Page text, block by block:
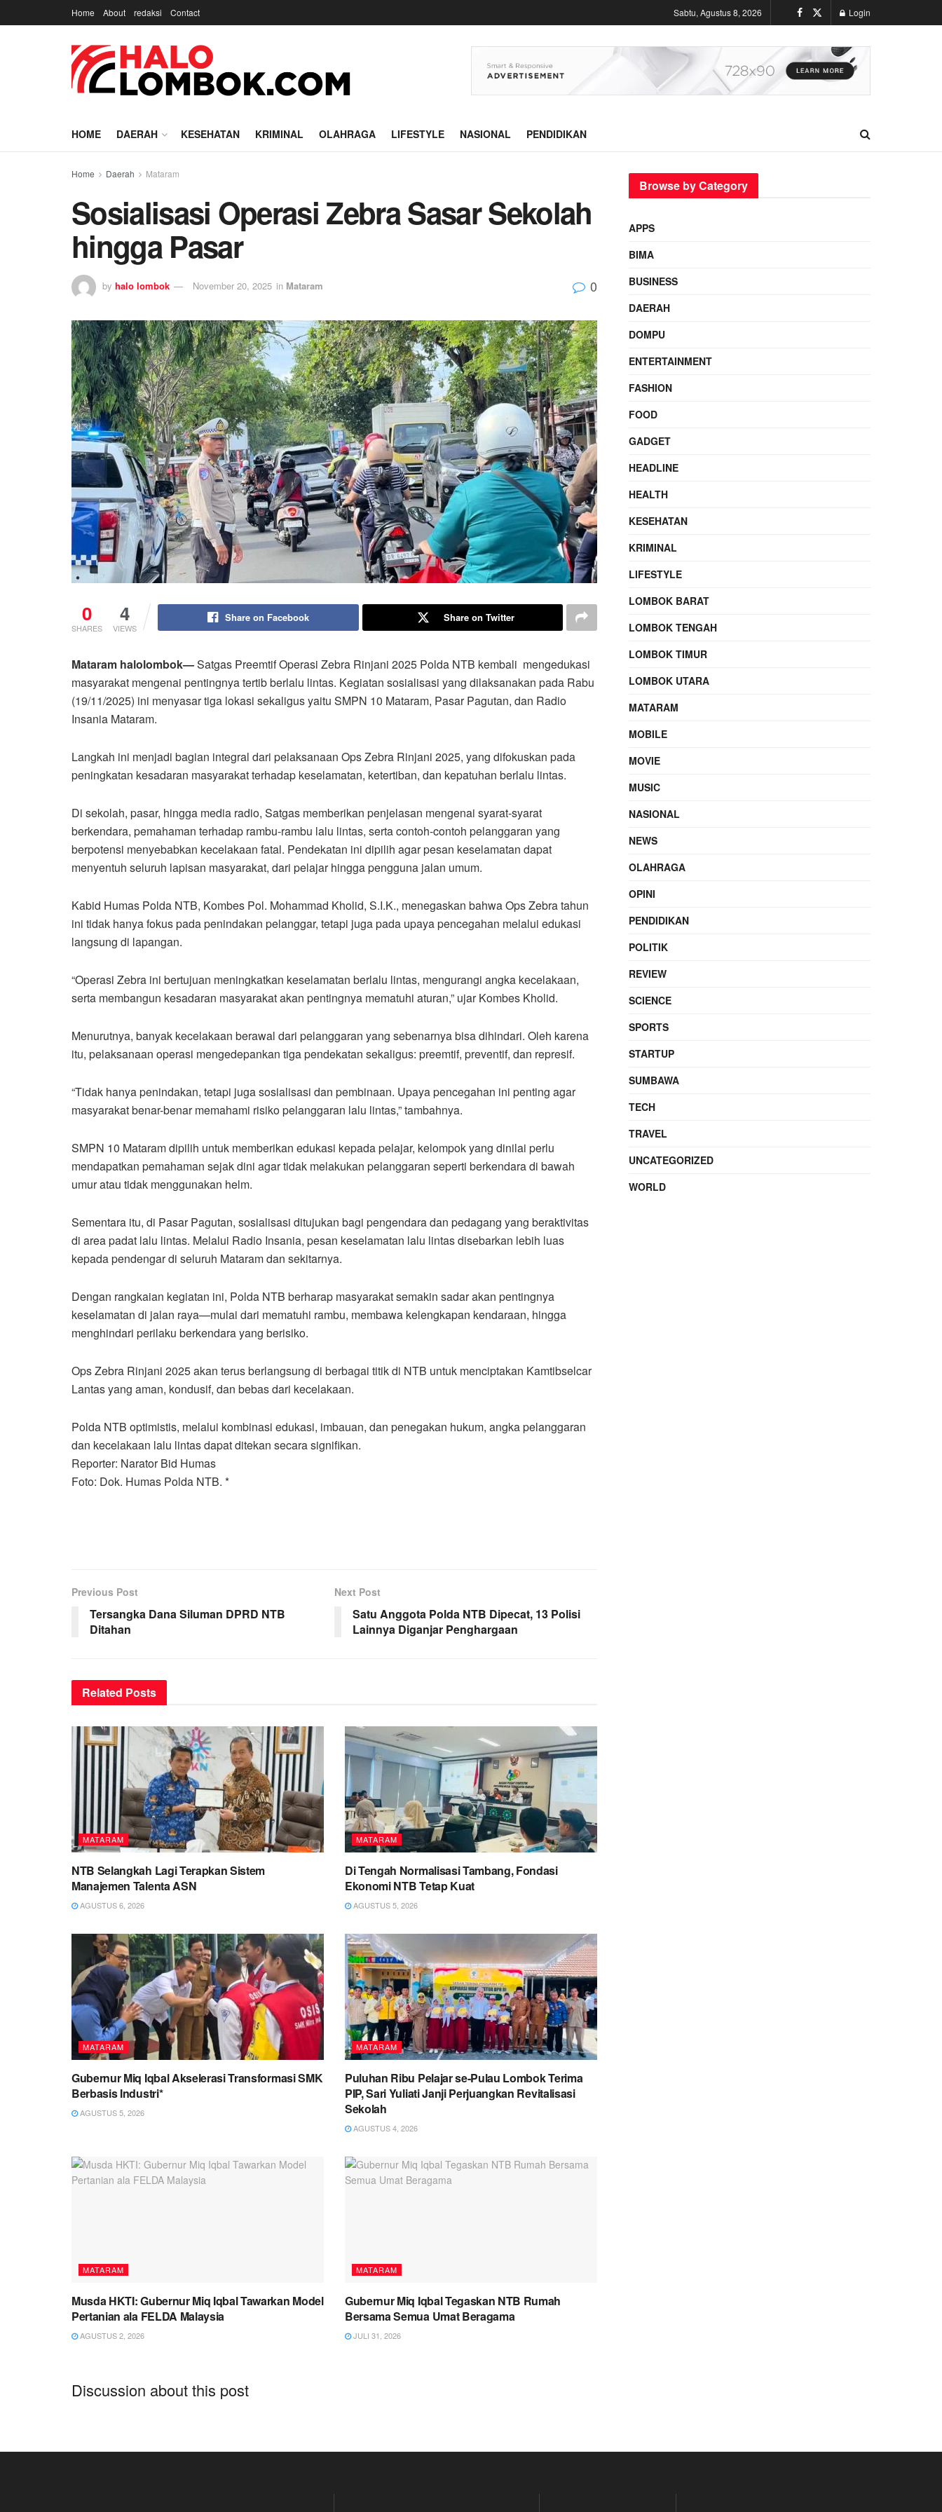
Home About redaksi Contact Sabtu, Agustus 8, 2026 Login
HOME DAERAH KESEHATAN KRIMINAL OLAHRAGA LIFESTYLE NASIONAL PENDIDIKAN
Home Daerah Mataram
Sosialisasi Operasi Zebra Sasar Sekolah
hingga Pasar
by halo lombok November 20, 2025 in Mataram 0
0
SHARES
4
VIEWS
Share on Facebook Share on Twitter
Mataram halolombok—Satgas Preemtif Operasi Zebra Rinjani 2025 Polda NTB kembali mengedukasi
masyarakat mengenai pentingnya tertib berlalu lintas. Kegiatan sosialisasi yang dilaksanakan pada Rabu
(19/11/2025) ini menyasar tiga lokasi sekaligus yaitu SMPN 10 Mataram, Pasar Pagutan, dan Radio
Insania Mataram.
Langkah ini menjadi bagian integral dari pelaksanaan Ops Zebra Rinjani 2025, yang difokuskan pada
peningkatan kesadaran masyarakat terhadap keselamatan, ketertiban, dan kepatuhan berlalu lintas.
Di sekolah, pasar, hingga media radio, Satgas memberikan penjelasan mengenai syarat-syarat
berkendara, pemahaman terhadap rambu-rambu lalu lintas, serta contoh-contoh pelanggaran yang
berpotensi menyebabkan kecelakaan fatal. Pendekatan ini dipilih agar pesan keselamatan dapat
menyentuh seluruh lapisan masyarakat, dari pelajar hingga pengguna jalan umum.
Kabid Humas Polda NTB, Kombes Pol. Mohammad Kholid, S.I.K., menegaskan bahwa Ops Zebra tahun
ini tidak hanya fokus pada penindakan pelanggar, tetapi juga pada upaya pencegahan melalui edukasi
langsung di lapangan.
“Operasi Zebra ini bertujuan meningkatkan keselamatan berlalu lintas, mengurangi angka kecelakaan,
serta membangun kesadaran masyarakat akan pentingnya mematuhi aturan,” ujar Kombes Kholid.
Menurutnya, banyak kecelakaan berawal dari pelanggaran yang sebenarnya bisa dihindari. Oleh karena
itu, pelaksanaan operasi mengedepankan tiga pendekatan sekaligus: preemtif, preventif, dan represif.
“Tidak hanya penindakan, tetapi juga sosialisasi dan pembinaan. Upaya pencegahan ini penting agar
masyarakat benar-benar memahami risiko pelanggaran lalu lintas,” tambahnya.
SMPN 10 Mataram dipilih untuk memberikan edukasi kepada pelajar, kelompok yang dinilai perlu
mendapatkan pemahaman sejak dini agar tidak melakukan pelanggaran seperti berkendara di bawah
umur atau tidak menggunakan helm.
Sementara itu, di Pasar Pagutan, sosialisasi ditujukan bagi pengendara dan pedagang yang beraktivitas
di area padat lalu lintas. Melalui Radio Insania, pesan keselamatan lalu lintas disebarkan lebih luas
kepada pendengar di seluruh Mataram dan sekitarnya.
Dengan rangkaian kegiatan ini, Polda NTB berharap masyarakat semakin sadar akan pentingnya
keselamatan di jalan raya—mulai dari mematuhi rambu, membawa kelengkapan kendaraan, hingga
menghindari perilaku berkendara yang berisiko.
Ops Zebra Rinjani 2025 akan terus berlangsung di berbagai titik di NTB untuk menciptakan Kamtibselcar
Lantas yang aman, kondusif, dan bebas dari kecelakaan.
Polda NTB optimistis, melalui kombinasi edukasi, imbauan, dan penegakan hukum, angka pelanggaran
dan kecelakaan lalu lintas dapat ditekan secara signifikan.
Reporter: Narator Bid Humas
Foto: Dok. Humas Polda NTB. *
Previous Post
Tersangka Dana Siluman DPRD NTB
Ditahan
Next Post
Satu Anggota Polda NTB Dipecat, 13 Polisi
Lainnya Diganjar Penghargaan
Related Posts
MATARAM
NTB Selangkah Lagi Terapkan Sistem
Manajemen Talenta ASN
AGUSTUS 6, 2026
MATARAM
Di Tengah Normalisasi Tambang, Fondasi
Ekonomi NTB Tetap Kuat
AGUSTUS 5, 2026
MATARAM
Gubernur Miq Iqbal Akselerasi Transformasi SMK
Berbasis Industri*
AGUSTUS 5, 2026
MATARAM
Puluhan Ribu Pelajar se-Pulau Lombok Terima
PIP, Sari Yuliati Janji Perjuangkan Revitalisasi
Sekolah
AGUSTUS 4, 2026
MATARAM
Musda HKTI: Gubernur Miq Iqbal Tawarkan Model
Pertanian ala FELDA Malaysia
AGUSTUS 2, 2026
MATARAM
Gubernur Miq Iqbal Tegaskan NTB Rumah
Bersama Semua Umat Beragama
JULI 31, 2026
Discussion about this post
Browse by Category
APPS
BIMA
BUSINESS
DAERAH
DOMPU
ENTERTAINMENT
FASHION
FOOD
GADGET
HEADLINE
HEALTH
KESEHATAN
KRIMINAL
LIFESTYLE
LOMBOK BARAT
LOMBOK TENGAH
LOMBOK TIMUR
LOMBOK UTARA
MATARAM
MOBILE
MOVIE
MUSIC
NASIONAL
NEWS
OLAHRAGA
OPINI
PENDIDIKAN
POLITIK
REVIEW
SCIENCE
SPORTS
STARTUP
SUMBAWA
TECH
TRAVEL
UNCATEGORIZED
WORLD